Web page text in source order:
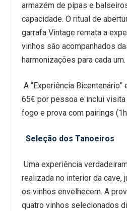
armazém de pipas e
capacidade. O ritual de
garrafa Vintage remata a
vinhos são acompanhados
harmonizações para cada um.
A “Experiência
65€ por pessoa e inclui visita
fogo e prova com pairings
Seleção dos Tanoeiros
Uma experiência
realizada no interior da cave,
os vinhos envelhecem. A
quatro vinhos selecionados